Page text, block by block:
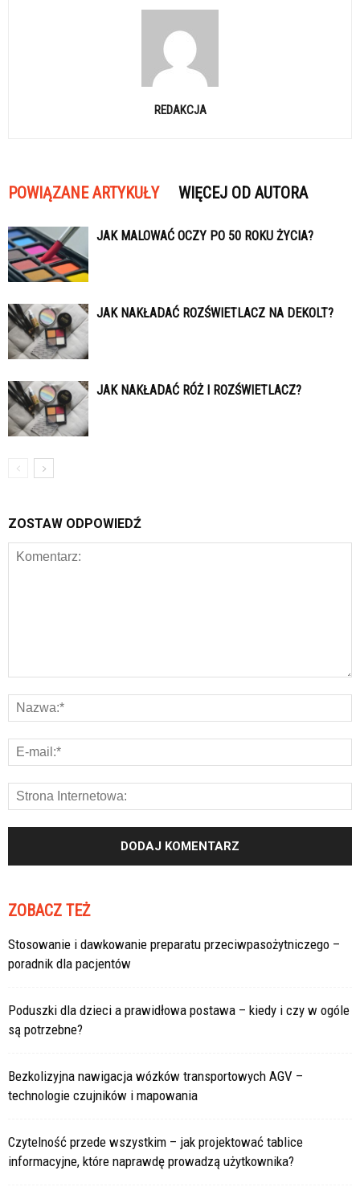
REDAKCJA
POWIĄZANE ARTYKUŁY WIĘCEJ OD AUTORA
JAK MALOWAĆ OCZY PO 50 ROKU ŻYCIA?
JAK NAKŁADAĆ ROZŚWIETLACZ NA DEKOLT?
JAK NAKŁADAĆ RÓŻ I ROZŚWIETLACZ?
ZOSTAW ODPOWIEDŹ
ZOBACZ TEŻ
Stosowanie i dawkowanie preparatu przeciwpasożytniczego –
poradnik dla pacjentów
Poduszki dla dzieci a prawidłowa postawa – kiedy i czy w ogóle
są potrzebne?
Bezkolizyjna nawigacja wózków transportowych AGV –
technologie czujników i mapowania
Czytelność przede wszystkim – jak projektować tablice
informacyjne, które naprawdę prowadzą użytkownika?